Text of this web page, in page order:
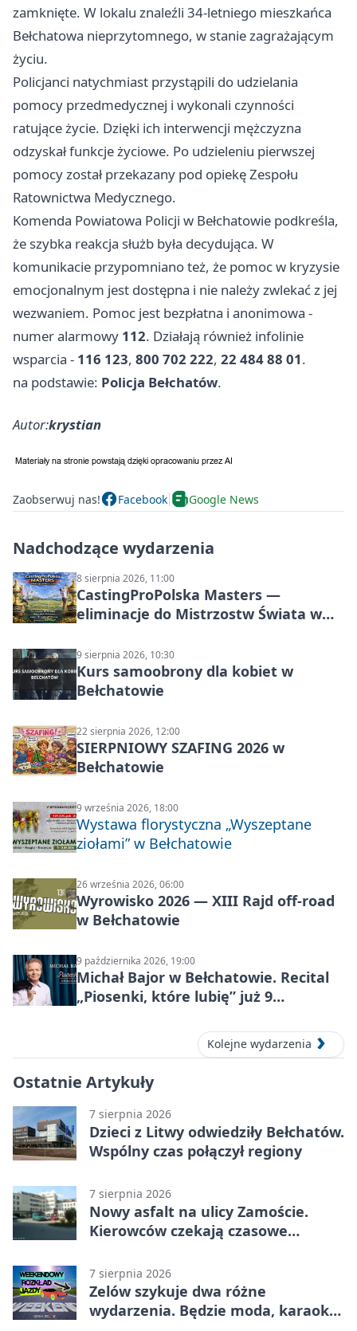
zamknięte. W lokalu znaleźli 34-letniego mieszkańca
Bełchatowa nieprzytomnego, w stanie zagrażającym
życiu.
Policjanci natychmiast przystąpili do udzielania
pomocy przedmedycznej i wykonali czynności
ratujące życie. Dzięki ich interwencji mężczyzna
odzyskał funkcje życiowe. Po udzieleniu pierwszej
pomocy został przekazany pod opiekę Zespołu
Ratownictwa Medycznego.
Komenda Powiatowa Policji w Bełchatowie podkreśla,
że szybka reakcja służb była decydująca. W
komunikacie przypomniano też, że pomoc w kryzysie
emocjonalnym jest dostępna i nie należy zwlekać z jej
wezwaniem. Pomoc jest bezpłatna i anonimowa -
numer alarmowy 112. Działają również infolinie
wsparcia - 116 123, 800 702 222, 22 484 88 01.
na podstawie: Policja Bełchatów.
Autor:krystian
Zaobserwuj nas! Facebook Google News
Nadchodzące wydarzenia
8 sierpnia 2026, 11:00
CastingProPolska Masters —
eliminacje do Mistrzostw Świata w
9 sierpnia 2026, 10:30
Kurs samoobrony dla kobiet w
Bełchatowie
22 sierpnia 2026, 12:00
SIERPNIOWY SZAFING 2026 w
Bełchatowie
9 września 2026, 18:00
Wystawa florystyczna „Wyszeptane
ziołami” w Bełchatowie
26 września 2026, 06:00
Wyrowisko 2026 — XIII Rajd off‑road
w Bełchatowie
9 października 2026, 19:00
Michał Bajor w Bełchatowie. Recital
„Piosenki, które lubię” już 9
Kolejne wydarzenia
Ostatnie Artykuły
7 sierpnia 2026
Dzieci z Litwy odwiedziły Bełchatów.
Wspólny czas połączył regiony
7 sierpnia 2026
Nowy asfalt na ulicy Zamoście.
Kierowców czekają czasowe
7 sierpnia 2026
Zelów szykuje dwa różne
wydarzenia. Będzie moda, karaoke